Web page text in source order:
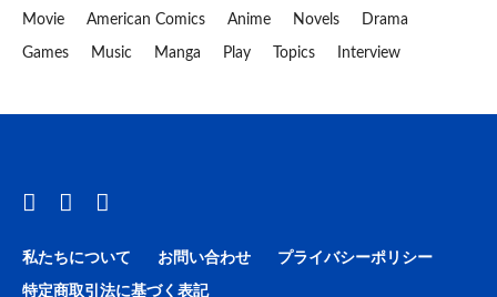
Movie American Comics Anime Novels Drama
Games Music Manga Play Topics Interview
私たちについて お問い合わせ プライバシーポリシー
特定商取引法に基づく表記